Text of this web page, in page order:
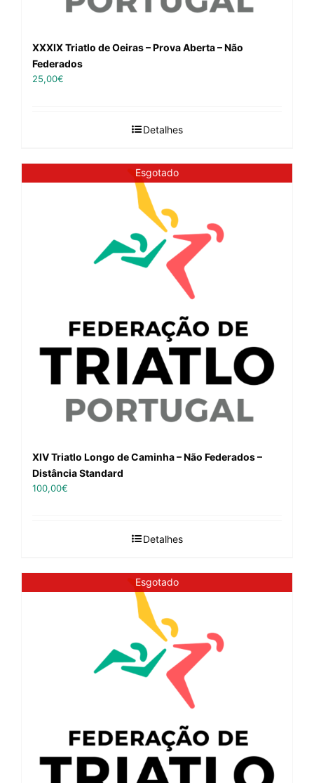
XXXIX Triatlo de Oeiras – Prova Aberta – Não
Federados
25,00€
Detalhes
Esgotado
XIV Triatlo Longo de Caminha – Não Federados –
Distância Standard
100,00€
Detalhes
Esgotado